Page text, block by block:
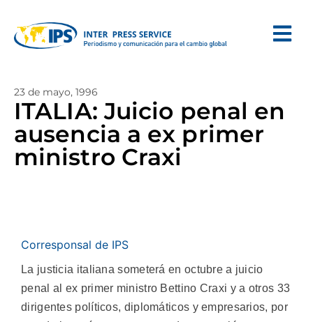
23 de mayo, 1996
ITALIA: Juicio penal en
ausencia a ex primer
ministro Craxi
Corresponsal de IPS
La justicia italiana someterá en octubre a juicio
penal al ex primer ministro Bettino Craxi y a otros 33
dirigentes políticos, diplomáticos y empresarios, por